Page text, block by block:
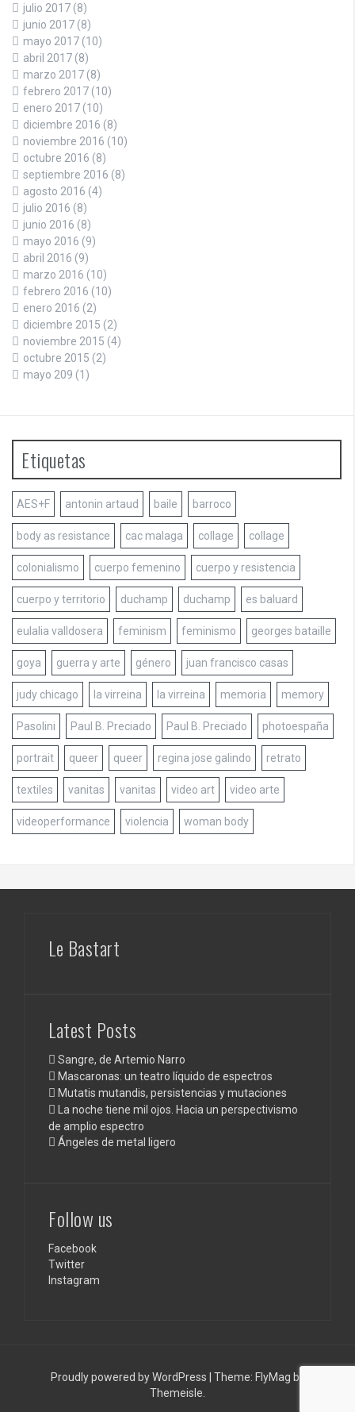
julio 2017 (8)
junio 2017 (8)
mayo 2017 (10)
abril 2017 (8)
marzo 2017 (8)
febrero 2017 (10)
enero 2017 (10)
diciembre 2016 (8)
noviembre 2016 (10)
octubre 2016 (8)
septiembre 2016 (8)
agosto 2016 (4)
julio 2016 (8)
junio 2016 (8)
mayo 2016 (9)
abril 2016 (9)
marzo 2016 (10)
febrero 2016 (10)
enero 2016 (2)
diciembre 2015 (2)
noviembre 2015 (4)
octubre 2015 (2)
mayo 209 (1)
Etiquetas
AES+F antonin artaud baile barroco
body as resistance cac malaga collage collage
colonialismo cuerpo femenino cuerpo y resistencia
cuerpo y territorio duchamp duchamp es baluard
eulalia valldosera feminism feminismo georges bataille
goya guerra y arte género juan francisco casas
judy chicago la virreina la virreina memoria memory
Pasolini Paul B. Preciado Paul B. Preciado photoespaña
portrait queer queer regina jose galindo retrato
textiles vanitas vanitas video art video arte
videoperformance violencia woman body
Le Bastart
Latest Posts
Sangre, de Artemio Narro
Mascaronas: un teatro líquido de espectros
Mutatis mutandis, persistencias y mutaciones
La noche tiene mil ojos. Hacia un perspectivismo
de amplio espectro
Ángeles de metal ligero
Follow us
Facebook
Twitter
Instagram
Proudly powered by WordPress Theme: FlyMag by
Themeisle.